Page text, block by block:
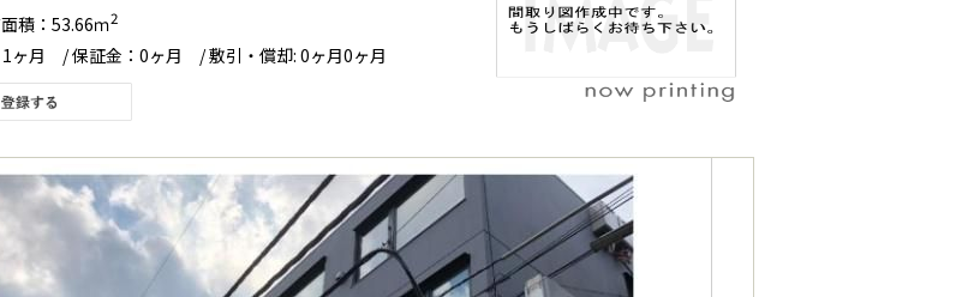
積：53.66ｍ2
ヶ月 / 保証金：0ヶ月 / 敷引・償却: 0ヶ月0ヶ月